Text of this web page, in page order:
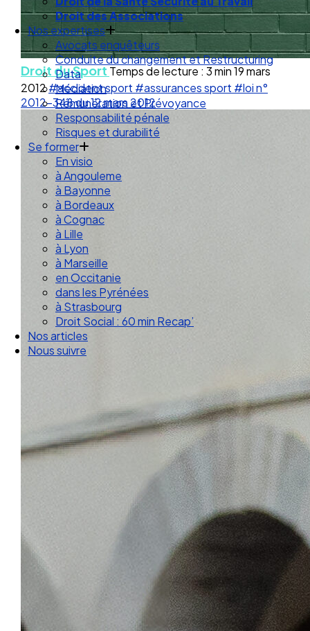
Droit des Associations
Nos expertises
Avocats enquêteurs
Conduite du changement et Restructuring
Data
Médiation
Rémunération et Prévoyance
Responsabilité pénale
Risques et durabilité
Se former
En visio
à Angouleme
à Bayonne
à Bordeaux
à Cognac
à Lille
à Lyon
à Marseille
en Occitanie
dans les Pyrénées
à Strasbourg
Droit Social : 60 min Recap’
Nos articles
Nous suivre
Droit du SportTemps de lecture : 3 min19 mars
2012#accident sport #assurances sport #loi n°
2012-348 du 12 mars 2012